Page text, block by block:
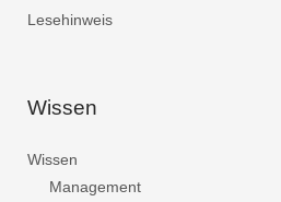
Lesehinweis
Wissen
Wissen
Management